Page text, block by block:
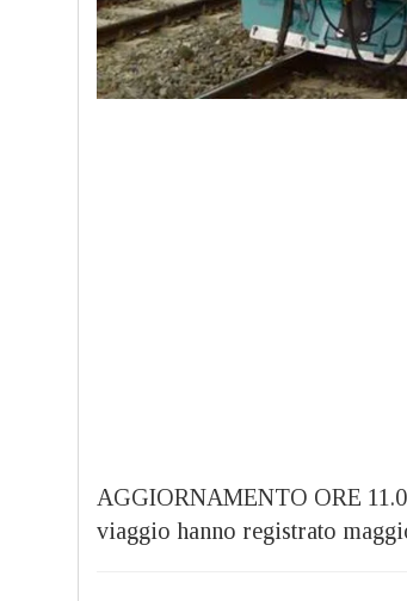
AGGIORNAMENTO ORE
viaggio hanno registrato